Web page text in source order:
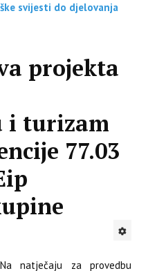
svijesti do djelovanja
projekta
i turizam
77.03
Na natječaju za provedbu